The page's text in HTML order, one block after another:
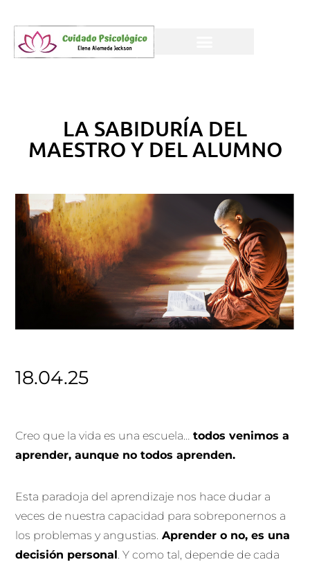
LA SABIDURÍA DEL
MAESTRO Y DEL ALUMNO
18.04.25
Creo que la vida es una escuela… todos venimos a
aprender, aunque no todos aprenden.
Esta paradoja del aprendizaje nos hace dudar a
veces de nuestra capacidad para sobreponernos a
los problemas y angustias. Aprender o no, es una
decisión personal. Y como tal, depende de cada